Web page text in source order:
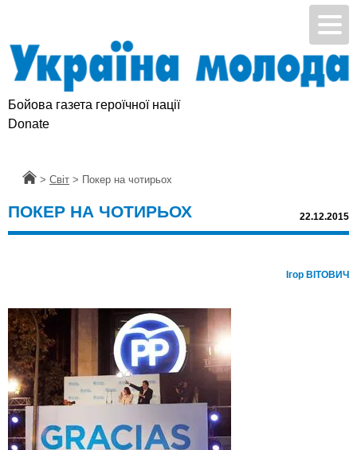
Бойова газета героїчної нації
Donate
Головна
> Світ > Покер на чотирьох
ПОКЕР НА ЧОТИРЬОХ 22.12.2015
Ігор ВІТОВИЧ